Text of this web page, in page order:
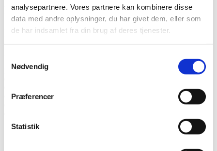
analysepartnere. Vores partnere kan kombinere disse
data med andre oplysninger, du har givet dem, eller som
de har indsamlet fra din brug af deres tjenester.
Nødvendig
Præferencer
Statistik
Mislykkedes
Ring til os
9627 7070
Kontakt os